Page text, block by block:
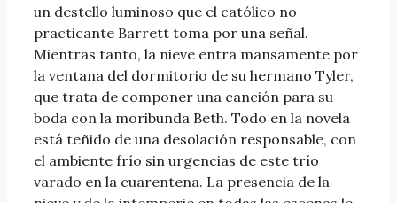
un destello luminoso que el católico no
practicante Barrett toma por una señal.
Mientras tanto, la nieve entra mansamente por
la ventana del dormitorio de su hermano Tyler,
que trata de componer una canción para su
boda con la moribunda Beth. Todo en la novela
está teñido de una desolación responsable, con
el ambiente frío sin urgencias de este trío
varado en la cuarentena. La presencia de la